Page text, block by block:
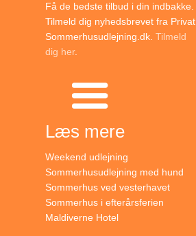
Få de bedste tilbud i din indbakke.
Tilmeld dig nyhedsbrevet fra Privat
Sommerhusudlejning.dk. Tilmeld
dig her.
Læs mere
Weekend udlejning
Sommerhusudlejning med hund
Sommerhus ved vesterhavet
Sommerhus i efterårsferien
Maldiverne Hotel